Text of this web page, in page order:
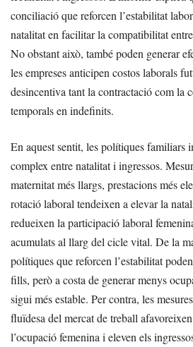
conciliació que reforcen l’estabilitat
natalitat en facilitar la compatibilitat
No obstant això, també poden generar
les empreses anticipen costos laborals
desincentiva tant la contractació com la
temporals en indefinits.
En aquest sentit, les polítiques familiars
complex entre natalitat i ingressos.
maternitat més llargs, prestacions més
rotació laboral tendeixen a elevar la
redueixen la participació laboral
acumulats al llarg del cicle vital. De la
polítiques que reforcen l’estabilitat
fills, però a costa de generar menys
sigui més estable. Per contra, les
fluïdesa del mercat de treball
l’ocupació femenina i eleven els